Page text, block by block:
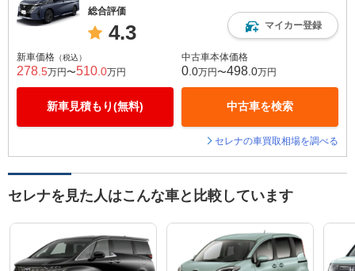
総合評価
4.3 マイカー登録
新車価格 （税込）
278 .5万円〜510 .0万円
新車見積もり(無料)
中古車本体価格
0 .0万円〜498 .0万円
中古車を検索
セレナの車買取相場を調べる
セレナを見た人はこんな車と比較しています